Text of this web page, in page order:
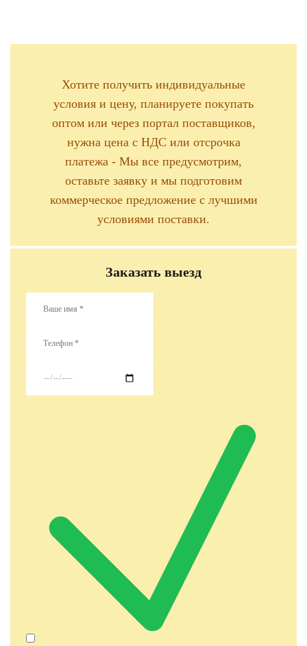
Хотите получить индивидуальные
условия и цену, планируете покупать
оптом или через портал поставщиков,
нужна цена с НДС или отсрочка
платежа - Мы все предусмотрим,
оставьте заявку и мы подготовим
коммерческое предложение с лучшими
условиями поставки.
Заказать выезд